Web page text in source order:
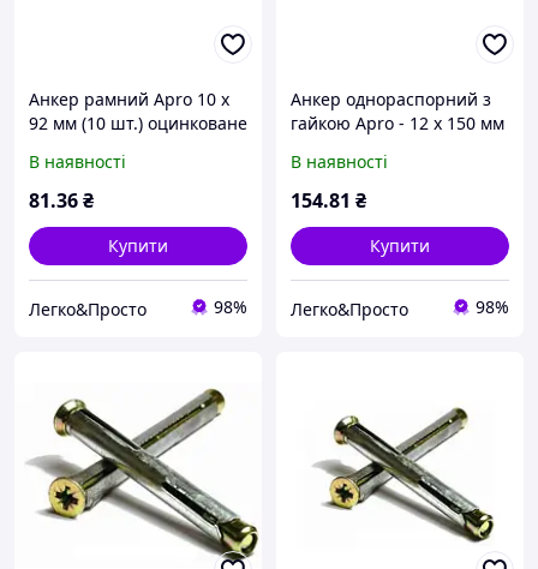
Анкер рамний Apro 10 x
92 мм (10 шт.) оцинковане
віконних рам, дверей та
конструкцій у бетоні й
В наявності
81.36₴
Купити
Легко&Просто 98%
Анкер однораспорний з
гайкою Apro - 12 х 150 мм
сталевий розпірний
анкер для бетону, цегли
В наявності
154.81 ₴
Купити
Легко&Просто 98%